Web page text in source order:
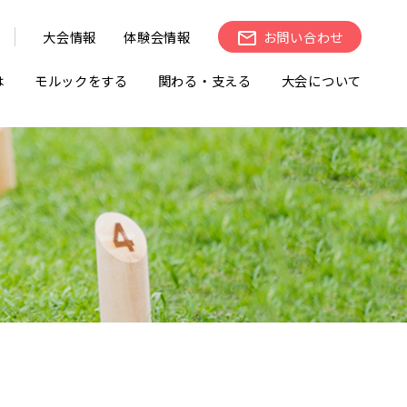
大会情報 体験会情報 お問い合わせ
モルックをする 関わる・支える 大会について